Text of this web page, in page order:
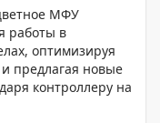
МФУ
работы в
оптимизируя
предлагая новые
контроллеру на